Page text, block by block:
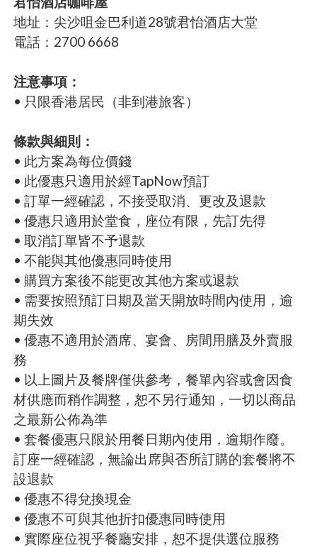
地址：尖沙咀金巴利道28號君怡酒店大堂
電話：2700 6668
注意事項：
• 只限香港居民（非到港旅客）
條款與細則：
• 此方案為每位價錢
• 此優惠只適用於經TapNow預訂
• 訂單一經確認，不接受取消、更改及退款
• 優惠只適用於堂食，座位有限，先訂先得
• 取消訂單皆不予退款
• 不能與其他優惠同時使用
• 購買方案後不能更改其他方案或退款
• 需要按照預訂日期及當天開放時間內使用，逾
期失效
• 優惠不適用於酒席、宴會、房間用膳及外賣服
務
• 以上圖片及餐牌僅供參考，餐單內容或會因食
材供應而稍作調整，恕不另行通知，一切以商品
之最新公佈為準
• 套餐優惠只限於用餐日期內使用，逾期作廢。
訂座一經確認，無論出席與否所訂購的套餐將不
設退款
• 優惠不得兌換現金
• 優惠不可與其他折扣優惠同時使用
• 實際座位視乎餐廳安排，恕不提供選位服務